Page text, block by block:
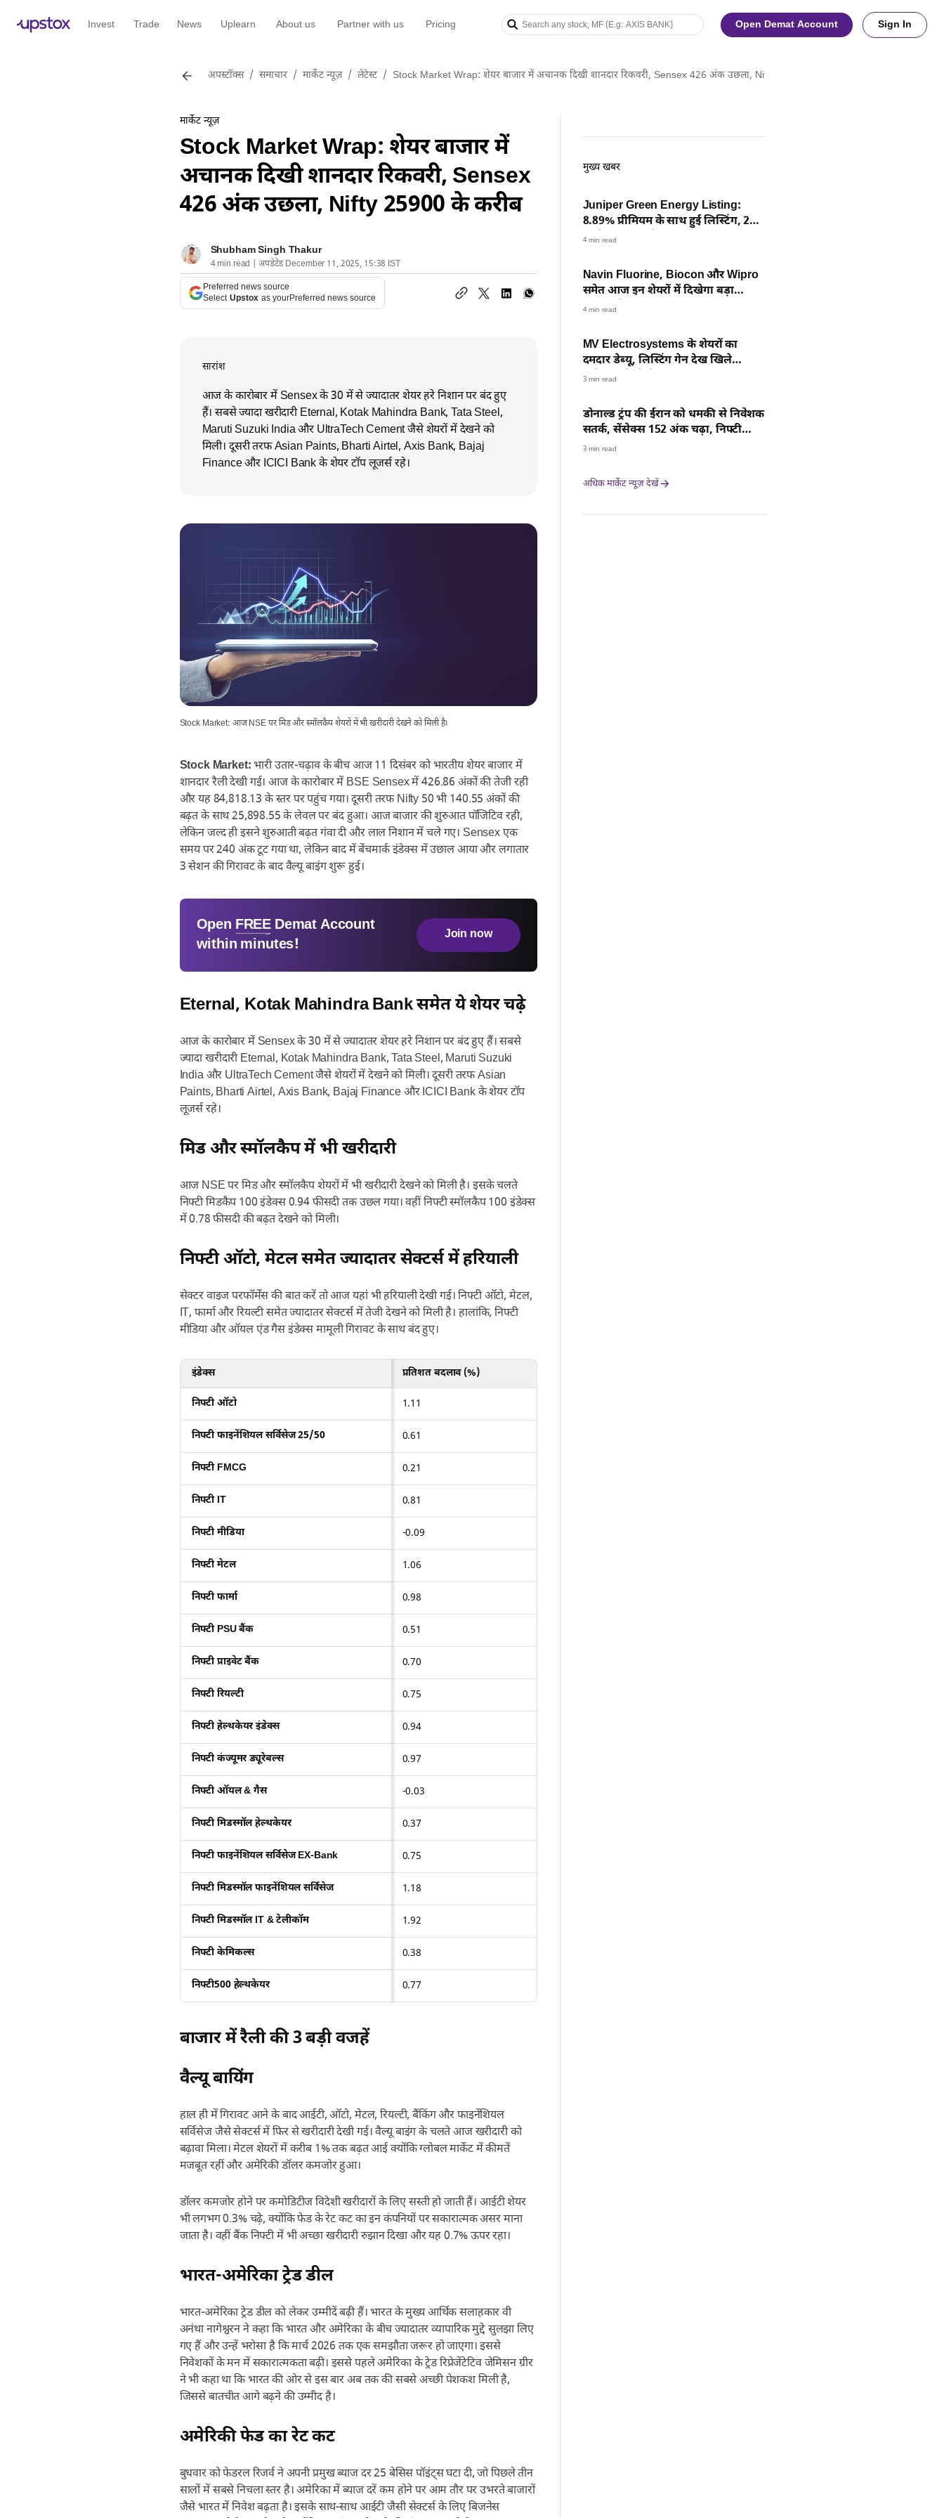
Invest Trade News Uplearn About us Partner with us Pricing Open Demat Account Sign In
अपस्टॉक्स / समाचार / मार्केट न्यूज़ / लेटेस्ट / Stock Market Wrap: शेयर बाजार में अचानक दिखी शानदार रिकवरी, Sensex 426 अंक उछला, Nifty 25900 के करीब
मार्केट न्यूज़
Stock Market Wrap: शेयर बाजार में
अचानक दिखी शानदार रिकवरी, Sensex
426 अंक उछला, Nifty 25900 के करीब
Shubham Singh Thakur
4 min read | अपडेटेड December 11, 2025, 15:38 IST
Preferred news source
Select Upstox as yourPreferred news source
सारांश
आज के कारोबार में Sensex के 30 में से ज्यादातर शेयर हरे निशान पर बंद हुए
हैं। सबसे ज्यादा खरीदारी Eternal, Kotak Mahindra Bank, Tata Steel,
Maruti Suzuki India और UltraTech Cement जैसे शेयरों में देखने को
मिली। दूसरी तरफ Asian Paints, Bharti Airtel, Axis Bank, Bajaj
Finance और ICICI Bank के शेयर टॉप लूजर्स रहे।
Stock Market: आज NSE पर मिड और स्मॉलकैप शेयरों में भी खरीदारी देखने को मिली है।
Stock Market:भारी उतार-चढ़ाव के बीच आज 11 दिसंबर को भारतीय शेयर बाजार में
शानदार रैली देखी गई। आज के कारोबार में BSE Sensex में 426.86 अंकों की तेजी रही
और यह 84,818.13 के स्तर पर पहुंच गया। दूसरी तरफ Nifty 50 भी 140.55 अंकों की
बढ़त के साथ 25,898.55 के लेवल पर बंद हुआ। आज बाजार की शुरुआत पॉजिटिव रही,
लेकिन जल्द ही इसने शुरुआती बढ़त गंवा दी और लाल निशान में चले गए। Sensex एक
समय पर 240 अंक टूट गया था, लेकिन बाद में बेंचमार्क इंडेक्स में उछाल आया और लगातार
3 सेशन की गिरावट के बाद वैल्यू बाइंग शुरू हुई।
Open FREE Demat Account
within minutes!
Join now
Eternal, Kotak Mahindra Bank समेत ये शेयर चढ़े
आज के कारोबार में Sensex के 30 में से ज्यादातर शेयर हरे निशान पर बंद हुए हैं। सबसे
ज्यादा खरीदारी Eternal, Kotak Mahindra Bank, Tata Steel, Maruti Suzuki
India और UltraTech Cement जैसे शेयरों में देखने को मिली। दूसरी तरफ Asian
Paints, Bharti Airtel, Axis Bank, Bajaj Finance और ICICI Bank के शेयर टॉप
लूजर्स रहे।
मिड और स्मॉलकैप में भी खरीदारी
आज NSE पर मिड और स्मॉलकैप शेयरों में भी खरीदारी देखने को मिली है। इसके चलते
निफ्टी मिडकैप 100 इंडेक्स 0.94 फीसदी तक उछल गया। वहीं निफ्टी स्मॉलकैप 100 इंडेक्स
में 0.78 फीसदी की बढ़त देखने को मिली।
निफ्टी ऑटो, मेटल समेत ज्यादातर सेक्टर्स में हरियाली
सेक्टर वाइज परफॉर्मेंस की बात करें तो आज यहां भी हरियाली देखी गई। निफ्टी ऑटो, मेटल,
IT, फार्मा और रियल्टी समेत ज्यादातर सेक्टर्स में तेजी देखने को मिली है। हालांकि, निफ्टी
मीडिया और ऑयल एंड गैस इंडेक्स मामूली गिरावट के साथ बंद हुए।
इंडेक्स प्रतिशत बदलाव (%)
निफ्टी ऑटो 1.11
निफ्टी फाइनेंशियल सर्विसेज 25/50 0.61
निफ्टी FMCG 0.21
निफ्टी IT 0.81
निफ्टी मीडिया -0.09
निफ्टी मेटल 1.06
निफ्टी फार्मा 0.98
निफ्टी PSU बैंक 0.51
निफ्टी प्राइवेट बैंक 0.70
निफ्टी रियल्टी 0.75
निफ्टी हेल्थकेयर इंडेक्स 0.94
निफ्टी कंज्यूमर ड्यूरेबल्स 0.97
निफ्टी ऑयल & गैस -0.03
निफ्टी मिडस्मॉल हेल्थकेयर 0.37
निफ्टी फाइनेंशियल सर्विसेज EX-Bank 0.75
निफ्टी मिडस्मॉल फाइनेंशियल सर्विसेज 1.18
निफ्टी मिडस्मॉल IT & टेलीकॉम 1.92
निफ्टी केमिकल्स 0.38
निफ्टी500 हेल्थकेयर 0.77
बाजार में रैली की 3 बड़ी वजहें
वैल्यू बायिंग
हाल ही में गिरावट आने के बाद आईटी, ऑटो, मेटल, रियल्टी, बैंकिंग और फाइनेंशियल
सर्विसेज जैसे सेक्टर्स में फिर से खरीदारी देखी गई। वैल्यू बाइंग के चलते आज खरीदारी को
बढ़ावा मिला। मेटल शेयरों में करीब 1% तक बढ़त आई क्योंकि ग्लोबल मार्केट में कीमतें
मजबूत रहीं और अमेरिकी डॉलर कमजोर हुआ।
डॉलर कमजोर होने पर कमोडिटीज विदेशी खरीदारों के लिए सस्ती हो जाती हैं। आईटी शेयर
भी लगभग 0.3% चढ़े, क्योंकि फेड के रेट कट का इन कंपनियों पर सकारात्मक असर माना
जाता है। वहीं बैंक निफ्टी में भी अच्छा खरीदारी रुझान दिखा और यह 0.7% ऊपर रहा।
भारत-अमेरिका ट्रेड डील
भारत-अमेरिका ट्रेड डील को लेकर उम्मीदें बढ़ी हैं। भारत के मुख्य आर्थिक सलाहकार वी
अनंथा नागेश्वरन ने कहा कि भारत और अमेरिका के बीच ज्यादातर व्यापारिक मुद्दे सुलझा लिए
गए हैं और उन्हें भरोसा है कि मार्च 2026 तक एक समझौता जरूर हो जाएगा। इससे
निवेशकों के मन में सकारात्मकता बढ़ी। इससे पहले अमेरिका के ट्रेड रिप्रेजेंटेटिव जेमिसन ग्रीर
ने भी कहा था कि भारत की ओर से इस बार अब तक की सबसे अच्छी पेशकश मिली है,
जिससे बातचीत आगे बढ़ने की उम्मीद है।
अमेरिकी फेड का रेट कट
बुधवार को फेडरल रिजर्व ने अपनी प्रमुख ब्याज दर 25 बेसिस पॉइंट्स घटा दी, जो पिछले तीन
सालों में सबसे निचला स्तर है। अमेरिका में ब्याज दरें कम होने पर आम तौर पर उभरते बाजारों
जैसे भारत में निवेश बढ़ता है। इसके साथ-साथ आईटी जैसी सेक्टर्स के लिए बिजनेस
मुख्य खबर
Juniper Green Energy Listing:
8.89% प्रीमियम के साथ हुई लिस्टिंग, 245
रुपये पर पहुंचा शेयर
4 min read
Navin Fluorine, Biocon और Wipro
समेत आज इन शेयरों में दिखेगा बड़ा
एक्शन, देखें लिस्ट
4 min read
MV Electrosystems के शेयरों का
दमदार डेब्यू, लिस्टिंग गेन देख खिले
निवेशकों के चेहरे
3 min read
डोनाल्ड ट्रंप की ईरान को धमकी से निवेशक
सतर्क, सेंसेक्स 152 अंक चढ़ा, निफ्टी
24624 पर बंद
3 min read
अधिक मार्केट न्यूज़ देखें